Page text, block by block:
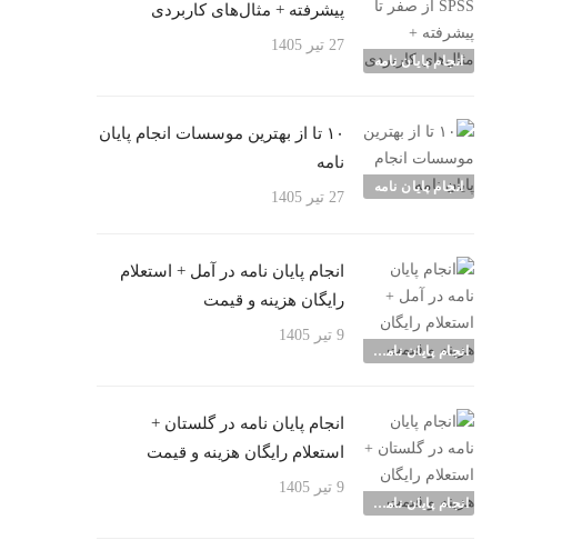
انجام پایان نامه
پیشرفته + مثال‌های کاربردی
27 تیر 1405
انجام پایان نامه
۱۰ تا از بهترین موسسات انجام پایان
نامه
27 تیر 1405
انجام پایان نامه شهرها
انجام پایان نامه در آمل + استعلام
رایگان هزینه و قیمت
9 تیر 1405
انجام پایان نامه شهرها
انجام پایان نامه در گلستان +
استعلام رایگان هزینه و قیمت
9 تیر 1405